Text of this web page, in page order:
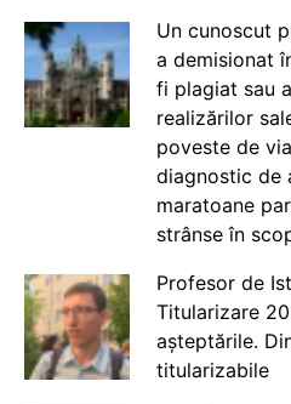
Un cunoscut
a demisionat
fi plagiat sau
realizărilor
poveste de
diagnostic de
maratoane
strânse în
Profesor de
Titularizare
așteptările.
titularizabile